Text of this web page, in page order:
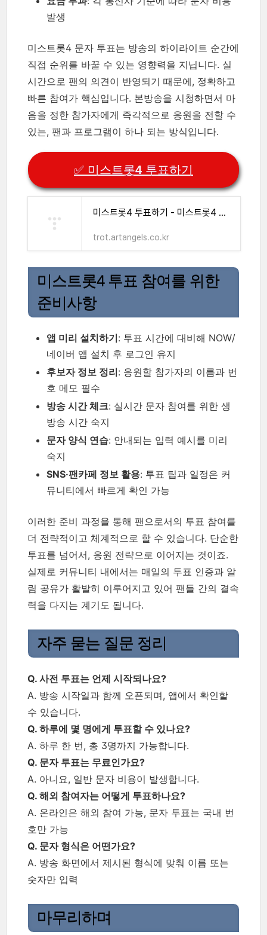
발생
미스트롯4 문자 투표는 방송의 하이라이트 순간에
직접 순위를 바꿀 수 있는 영향력을 지닙니다. 실
시간으로 팬의 의견이 반영되기 때문에, 정확하고
빠른 참여가 핵심입니다. 본방송을 시청하면서 마
음을 정한 참가자에게 즉각적으로 응원을 전할 수
있는, 팬과 프로그램이 하나 되는 방식입니다.
✅ 미스트롯4 투표하기
미스트롯4 투표하기 - 미스트롯4 투표방법
trot.artangels.co.kr
미스트롯4 투표 참여를 위한
준비사항
앱 미리 설치하기: 투표 시간에 대비해 NOW/
네이버 앱 설치 후 로그인 유지
후보자 정보 정리: 응원할 참가자의 이름과 번
호 메모 필수
방송 시간 체크: 실시간 문자 참여를 위한 생
방송 시간 숙지
문자 양식 연습: 안내되는 입력 예시를 미리
숙지
SNS·팬카페 정보 활용: 투표 팁과 일정은 커
뮤니티에서 빠르게 확인 가능
이러한 준비 과정을 통해 팬으로서의 투표 참여를
더 전략적이고 체계적으로 할 수 있습니다. 단순한
투표를 넘어서, 응원 전략으로 이어지는 것이죠.
실제로 커뮤니티 내에서는 매일의 투표 인증과 알
림 공유가 활발히 이루어지고 있어 팬들 간의 결속
력을 다지는 계기도 됩니다.
자주 묻는 질문 정리
Q. 사전 투표는 언제 시작되나요?
A. 방송 시작일과 함께 오픈되며, 앱에서 확인할
수 있습니다.
Q. 하루에 몇 명에게 투표할 수 있나요?
A. 하루 한 번, 총 3명까지 가능합니다.
Q. 문자 투표는 무료인가요?
A. 아니요, 일반 문자 비용이 발생합니다.
Q. 해외 참여자는 어떻게 투표하나요?
A. 온라인은 해외 참여 가능, 문자 투표는 국내 번
호만 가능
Q. 문자 형식은 어떤가요?
A. 방송 화면에서 제시된 형식에 맞춰 이름 또는
숫자만 입력
마무리하며